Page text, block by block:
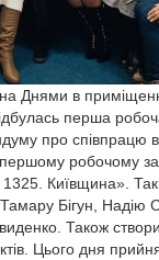
Днями в
перша
про співпрацю в
робочому
1325. Київщина».
Бігун, Надію
Також
Цього дня